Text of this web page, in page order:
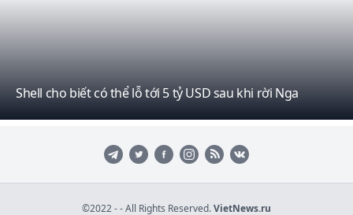
Shell cho biết có thể lỗ tới 5 tỷ USD sau khi rời Nga
©2022 - - All Rights Reserved.VietNews.ru